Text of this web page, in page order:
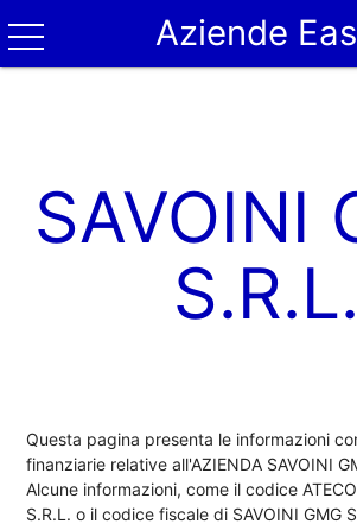
Aziende
SAVOINI
S.R.L.
Questa pagina presenta le informazioni
finanziarie relative all'AZIENDA SAVOINI
Alcune informazioni, come il codice
S.R.L. o il codice fiscale di SAVOINI GMG